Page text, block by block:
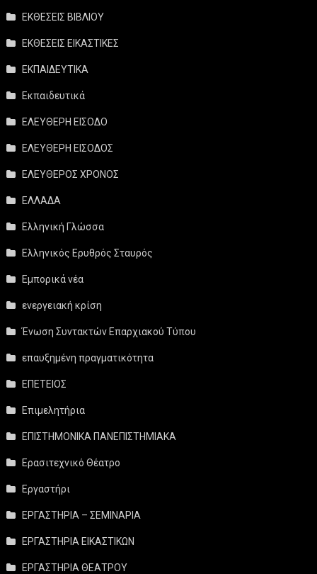
ΕΚΘΕΣΕΙΣ ΒΙΒΛΙΟΥ
ΕΚΘΕΣΕΙΣ ΕΙΚΑΣΤΙΚΕΣ
ΕΚΠΑΙΔΕΥΤΙΚΑ
Εκπαιδευτικά
ΕΛΕΥΘΕΡΗ ΕΙΣΟΔΟ
ΕΛΕΥΘΕΡΗ ΕΙΣΟΔΟΣ
ΕΛΕΥΘΕΡΟΣ ΧΡΟΝΟΣ
ΕΛΛΑΔΑ
Ελληνική Γλώσσα
Ελληνικός Ερυθρός Σταυρός
Εμπορικά νέα
ενεργειακή κρίση
Ένωση Συντακτών Επαρχιακού Τύπου
επαυξημένη πραγματικότητα
ΕΠΕΤΕΙΟΣ
Επιμελητήρια
ΕΠΙΣΤΗΜΟΝΙΚΑ ΠΑΝΕΠΙΣΤΗΜΙΑΚΑ
Ερασιτεχνικό Θέατρο
Εργαστήρι
ΕΡΓΑΣΤΗΡΙΑ – ΣΕΜΙΝΑΡΙΑ
ΕΡΓΑΣΤΗΡΙΑ ΕΙΚΑΣΤΙΚΩΝ
ΕΡΓΑΣΤΗΡΙΑ ΘΕΑΤΡΟΥ